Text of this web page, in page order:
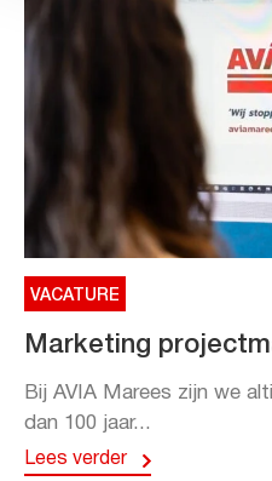
VACATURE
Marketing
Bij AVIA Marees zijn we
dan 100 jaar...
Lees verder